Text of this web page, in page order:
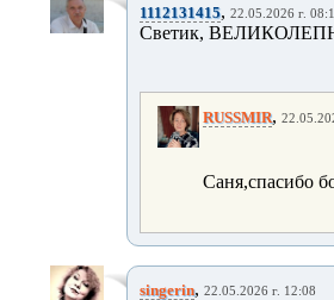
1112131415, 22.05.2026 г.
Светик,
RUSSMIR,
Саня,спасибо
singerin, 22.05.2026 г. 12:08